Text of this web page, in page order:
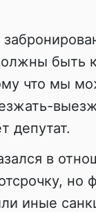
быть
что мы
депутат.
в
но
иные